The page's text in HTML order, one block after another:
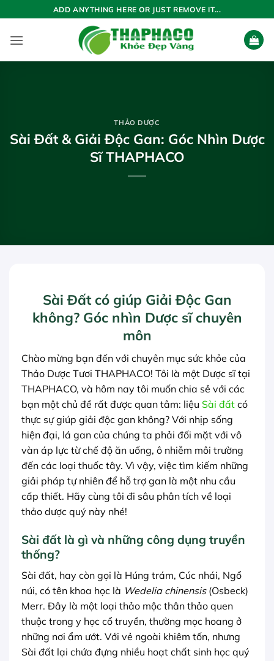
qua
nội
ADD ANYTHING HERE OR JUST REMOVE IT...
THẢO DƯỢC
Sài Đất & Giải Độc Gan: Góc Nhìn Dược
Sĩ THAPHACO
Sài Đất có giúp Giải Độc Gan
không? Góc nhìn Dược sĩ chuyên
môn
Chào mừng bạn đến với chuyên mục sức khỏe của
Thảo Dược Tươi THAPHACO! Tôi là một Dược sĩ tại
THAPHACO, và hôm nay tôi muốn chia sẻ với các
bạn một chủ đề rất được quan tâm: liệu Sài đất có
thực sự giúp giải độc gan không? Với nhịp sống
hiện đại, lá gan của chúng ta phải đối mặt với vô
vàn áp lực từ chế độ ăn uống, ô nhiễm môi trường
đến các loại thuốc tây. Vì vậy, việc tìm kiếm những
giải pháp tự nhiên để hỗ trợ gan là một nhu cầu
cấp thiết. Hãy cùng tôi đi sâu phân tích về loại
thảo dược quý này nhé!
Sài đất là gì và những công dụng truyền
thống?
Sài đất, hay còn gọi là Húng trám, Cúc nhái, Ngổ
núi, có tên khoa học là Wedelia chinensis(Osbeck)
Merr. Đây là một loại thảo mộc thân thảo quen
thuộc trong y học cổ truyền, thường mọc hoang ở
những nơi ẩm ướt. Với vẻ ngoài khiêm tốn, nhưng
Sài đất lại chứa đựng nhiều hoạt chất sinh học quý